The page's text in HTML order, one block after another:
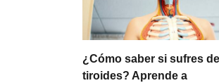
¿Cómo saber si sufres
tiroides? Aprende a